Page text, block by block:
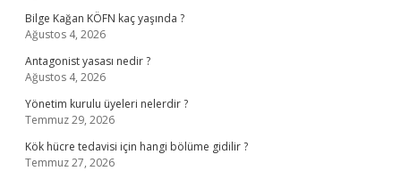
Bilge Kağan KÖFN kaç yaşında ?
Ağustos 4, 2026
Antagonist yasası nedir ?
Ağustos 4, 2026
Yönetim kurulu üyeleri nelerdir ?
Temmuz 29, 2026
Kök hücre tedavisi için hangi bölüme gidilir ?
Temmuz 27, 2026